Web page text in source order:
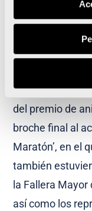
El acto de
de tres de los
que han
Maratón
intervención de
del premio de
broche final al
Maratón’, en el
también
la Fallera
así como los